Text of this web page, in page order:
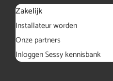
Zakelijk
Installateur worden
Onze partners
Inloggen Sessy kennisbank